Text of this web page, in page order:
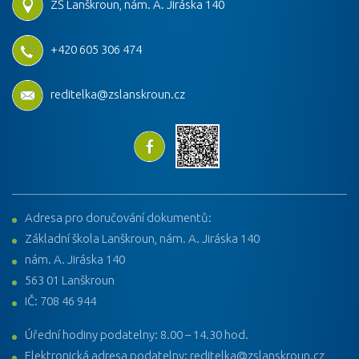
ZŠ Lanškroun, nám. A. Jiráska 140
+420 605 306 474
reditelka@zslanskroun.cz
Adresa pro doručování dokumentů:
Základní škola Lanškroun, nám. A. Jiráska 140
nám. A. Jiráska 140
563 01 Lanškroun
IČ: 708 46 944
Úřední hodiny podatelny: 8.00 – 14.30 hod.
Elektronická adresa podatelny: reditelka@zslanskroun.cz